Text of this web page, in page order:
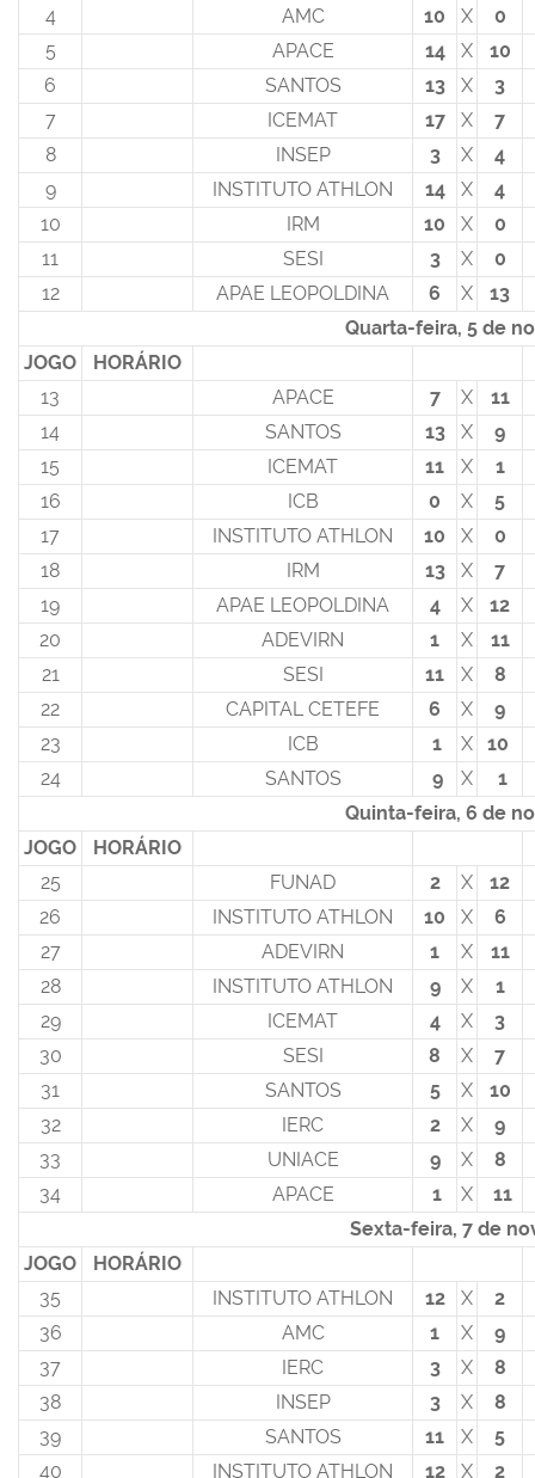
4 AMC 10 X
0
5
APACE 14 X
10
6
SANTOS 13 X
3
7
ICEMAT 17 X
7
8
INSEP 3 X
4
9
INSTITUTO ATHLON 14 X
4
10
IRM 10 X
0
11
SESI 3 X 0
12
APAE LEOPOLDINA 6 X
13
Quarta-feira, 5 de
JOGO
HORÁRIO
13
APACE 7 X
11
14
SANTOS 13 X
9
15
ICEMAT 11 X
1
16
ICB 0 X
5
17
INSTITUTO ATHLON 10 X
0
18
IRM 13 X
7
19
APAE LEOPOLDINA 4 X
12
20
ADEVIRN 1 X 11
21
SESI 11 X
8
22
CAPITAL CETEFE 6 X
9
23
ICB 1 X
10
24
SANTOS 9 X
1
Quinta-feira, 6 de
JOGO
HORÁRIO
25
FUNAD 2 X
12
26
INSTITUTO ATHLON 10 X
6
27
ADEVIRN 1 X
11
28
INSTITUTO ATHLON 9 X
1
29
ICEMAT 4 X
3
30
SESI 8 X
7
31
SANTOS 5 X
10
32
IERC 2 X
9
33
UNIACE 9 X
8
34
APACE 1 X
11
Sexta-feira, 7 de
JOGO
HORÁRIO
35
INSTITUTO ATHLON 12 X
2
36
AMC 1 X
9
37
IERC 3 X
8
38
INSEP 3 X
8
39
SANTOS 11 X
5
40
INSTITUTO ATHLON 12 X
2